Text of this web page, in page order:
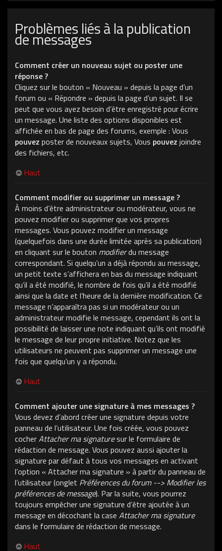
Problèmes liés à la publication
de messages
Comment créer un nouveau sujet ou poster une
réponse ?
Cliquez sur le bouton « Nouveau » depuis la page d’un
forum ou « Répondre » depuis la page d’un sujet. Il se
peut que vous ayez besoin d’être enregistré pour écrire
un message. Une liste des options disponibles est
affichée en bas de page des forums, exemple : Vous
pouvez poster de nouveaux sujets, Vous pouvez joindre
des fichiers, etc.
Haut
Comment modifier ou supprimer un message ?
À moins d’être administrateur ou modérateur, vous ne
pouvez modifier ou supprimer que vos propres
messages. Vous pouvez modifier un message
(quelquefois dans une durée limitée après sa publication)
en cliquant sur le bouton modifierdu message
correspondant. Si quelqu’un a déjà répondu au message,
un petit texte s’affichera en bas du message indiquant
qu’il a été modifié, le nombre de fois qu’il a été modifié
ainsi que la date et l’heure de la dernière modification. Ce
message n’apparaîtra pas si un modérateur ou un
administrateur modifie le message, cependant ils ont la
possibilité de laisser une note indiquant qu’ils ont modifié
le message de leur propre initiative. Notez que les
utilisateurs ne peuvent pas supprimer un message une
fois que quelqu’un y a répondu.
Haut
Comment ajouter une signature à mes messages ?
Vous devez d’abord créer une signature depuis votre
panneau de l’utilisateur. Une fois créée, vous pouvez
cocherAttacher ma signaturesur le formulaire de
rédaction de message. Vous pouvez aussi ajouter la
signature par défaut à tous vos messages en activant
l’option « Attacher ma signature » à partir du panneau de
l’utilisateur (onglet Préférences du forum --> Modifier les
préférences de message). Par la suite, vous pourrez
toujours empêcher une signature d’être ajoutée à un
message en décochant la case Attacher ma signature
dans le formulaire de rédaction de message.
Haut